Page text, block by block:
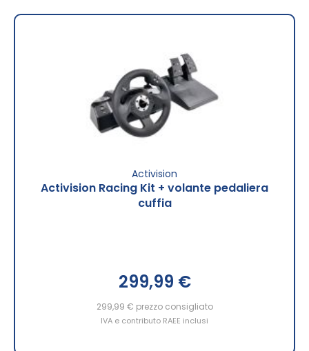
Activision
Activision Racing Kit + volante pedaliera
cuffia
299,99 €
299,99 € prezzo consigliato
IVA e contributo RAEE inclusi